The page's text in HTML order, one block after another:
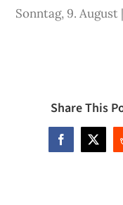
Sonntag, 9. August
Share This
Facebook
X